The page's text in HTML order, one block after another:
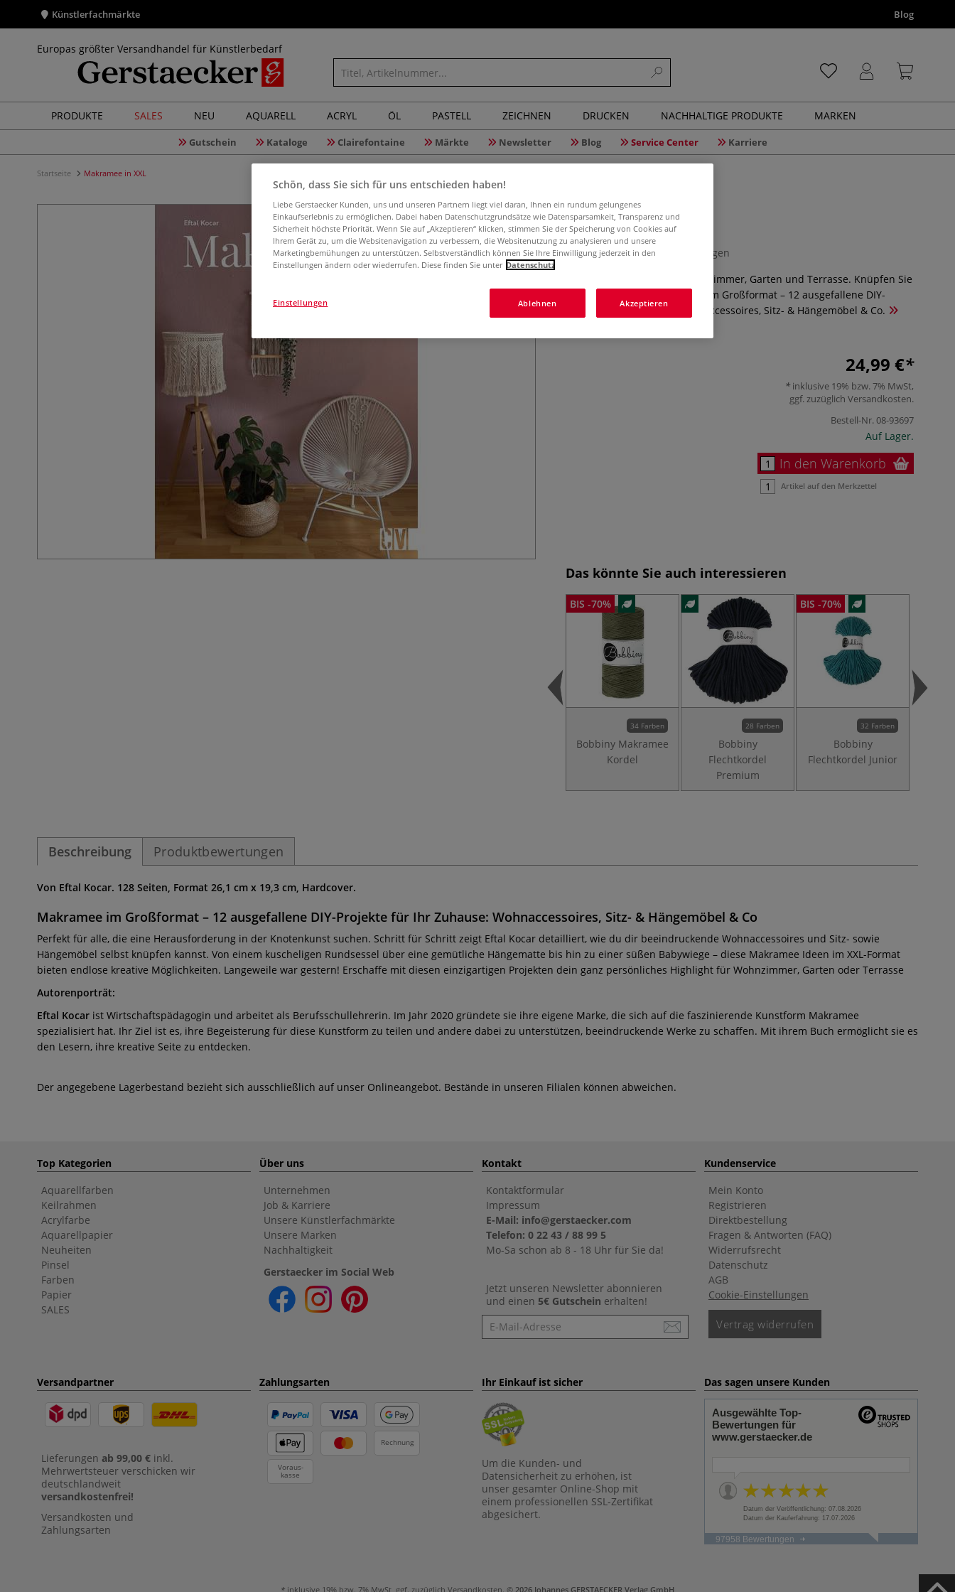
Künstlerfachmärkte Blog
Europas größter Versandhandel für Künstlerbedarf
PRODUKTE SALES NEU AQUARELL ACRYL ÖL PASTELL ZEICHNEN DRUCKEN NACHHALTIGE PRODUKTE MARKEN
Gutschein Kataloge Clairefontaine Märkte Newsletter Blog Service Center Karriere
Startseite Makramee in XXL
Makramee in XXL
0 Bewertungen
Sitz- und Hängemöbel für Wohnzimmer, Garten und Terrasse. Knüpfen Sie
Ihre Wohlfühl-Oase. Makramee im Großformat – 12 ausgefallene DIY-
Projekte für Ihr Zuhause: Wohnaccessoires, Sitz- & Hängemöbel & Co.
24,99 €
inklusive 19% bzw. 7% MwSt,
ggf. zuzüglich Versandkosten.
Bestell-Nr.08-93697
Auf Lager.
In den Warenkorb
Artikel auf den Merkzettel
Das könnte Sie auch interessieren
BIS -70%
34 Farben
Bobbiny Makramee
Kordel
28 Farben
Bobbiny
Flechtkordel
Premium
BIS -70%
32 Farben
Bobbiny
Flechtkordel Junior
Beschreibung Produktbewertungen
Von Eftal Kocar. 128 Seiten, Format 26,1 cm x 19,3 cm, Hardcover.
Makramee im Großformat – 12 ausgefallene DIY-Projekte für Ihr Zuhause: Wohnaccessoires, Sitz- & Hängemöbel & Co
Perfekt für alle, die eine Herausforderung in der Knotenkunst suchen. Schritt für Schritt zeigt Eftal Kocar detailliert, wie du dir beeindruckende Wohnaccessoires und Sitz- sowie
Hängemöbel selbst knüpfen kannst. Von einem kuscheligen Rundsessel über eine gemütliche Hängematte bis hin zu einer süßen Babywiege – diese Makramee Ideen im XXL-Format
bieten endlose kreative Möglichkeiten. Langeweile war gestern! Erschaffe mit diesen einzigartigen Projekten dein ganz persönliches Highlight für Wohnzimmer, Garten oder Terrasse
Autorenporträt:
Eftal Kocar ist Wirtschaftspädagogin und arbeitet als Berufsschullehrerin. Im Jahr 2020 gründete sie ihre eigene Marke, die sich auf die faszinierende Kunstform Makramee
spezialisiert hat. Ihr Ziel ist es, ihre Begeisterung für diese Kunstform zu teilen und andere dabei zu unterstützen, beeindruckende Werke zu schaffen. Mit ihrem Buch ermöglicht sie es
den Lesern, ihre kreative Seite zu entdecken.
Der angegebene Lagerbestand bezieht sich ausschließlich auf unser Onlineangebot. Bestände in unseren Filialen können abweichen.
Top Kategorien
Aquarellfarben
Keilrahmen
Acrylfarbe
Aquarellpapier
Neuheiten
Pinsel
Farben
Papier
SALES
Über uns
Unternehmen
Job & Karriere
Unsere Künstlerfachmärkte
Unsere Marken
Nachhaltigkeit
Gerstaecker im Social Web
Kontakt
Kontaktformular
Impressum
E-Mail: info@gerstaecker.com
Telefon: 0 22 43 / 88 99 5
Mo-Sa schon ab 8 - 18 Uhr für Sie da!
Jetzt unseren Newsletter abonnieren
und einen 5€ Gutschein erhalten!
Newsletter
Kundenservice
Mein Konto
Registrieren
Direktbestellung
Fragen & Antworten (FAQ)
Widerrufsrecht
Datenschutz
AGB
Cookie-Einstellungen
Vertrag widerrufen
Versandpartner
Lieferungen ab 99,00 € inkl.
Mehrwertsteuer verschicken wir
deutschlandweit
versandkostenfrei!
Versandkosten und
Zahlungsarten
Zahlungsarten
Rechnung
Voraus-
kasse
Ihr Einkauf ist sicher
Um die Kunden- und
Datensicherheit zu erhöhen, ist
unser gesamter Online-Shop mit
einem professionellen SSL-Zertifikat
abgesichert.
Das sagen unsere Kunden
Ausgewählte Top-
Bewertungen für
www.gerstaecker.de
Datum der Veröffentlichung: 07.08.2026
Datum der Kauferfahrung: 17.07.2026
97958 Bewertungen
inklusive 19% bzw. 7% MwSt, ggf. zuzüglich Versandkosten. © 2026 Johannes GERSTAECKER Verlag GmbH
Schön, dass Sie sich für uns entschieden haben!
Liebe Gerstaecker Kunden, uns und unseren Partnern liegt viel daran, Ihnen ein rundum gelungenes
Einkaufserlebnis zu ermöglichen. Dabei haben Datenschutzgrundsätze wie Datensparsamkeit, Transparenz und
Sicherheit höchste Priorität. Wenn Sie auf „Akzeptieren“ klicken, stimmen Sie der Speicherung von Cookies auf
Ihrem Gerät zu, um die Websitenavigation zu verbessern, die Websitenutzung zu analysieren und unsere
Marketingbemühungen zu unterstützen. Selbstverständlich können Sie Ihre Einwilligung jederzeit in den
Einstellungen ändern oder wiederrufen. Diese finden Sie unter Datenschutz
Ablehnen Akzeptieren
Einstellungen